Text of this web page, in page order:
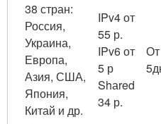
38 стран:
Россия,
Украина,
Европа,
Азия, США,
Япония,
Китай и др.
IPv4 от
55 р.
IPv6 от
5 р
Shаred
34 р.
От